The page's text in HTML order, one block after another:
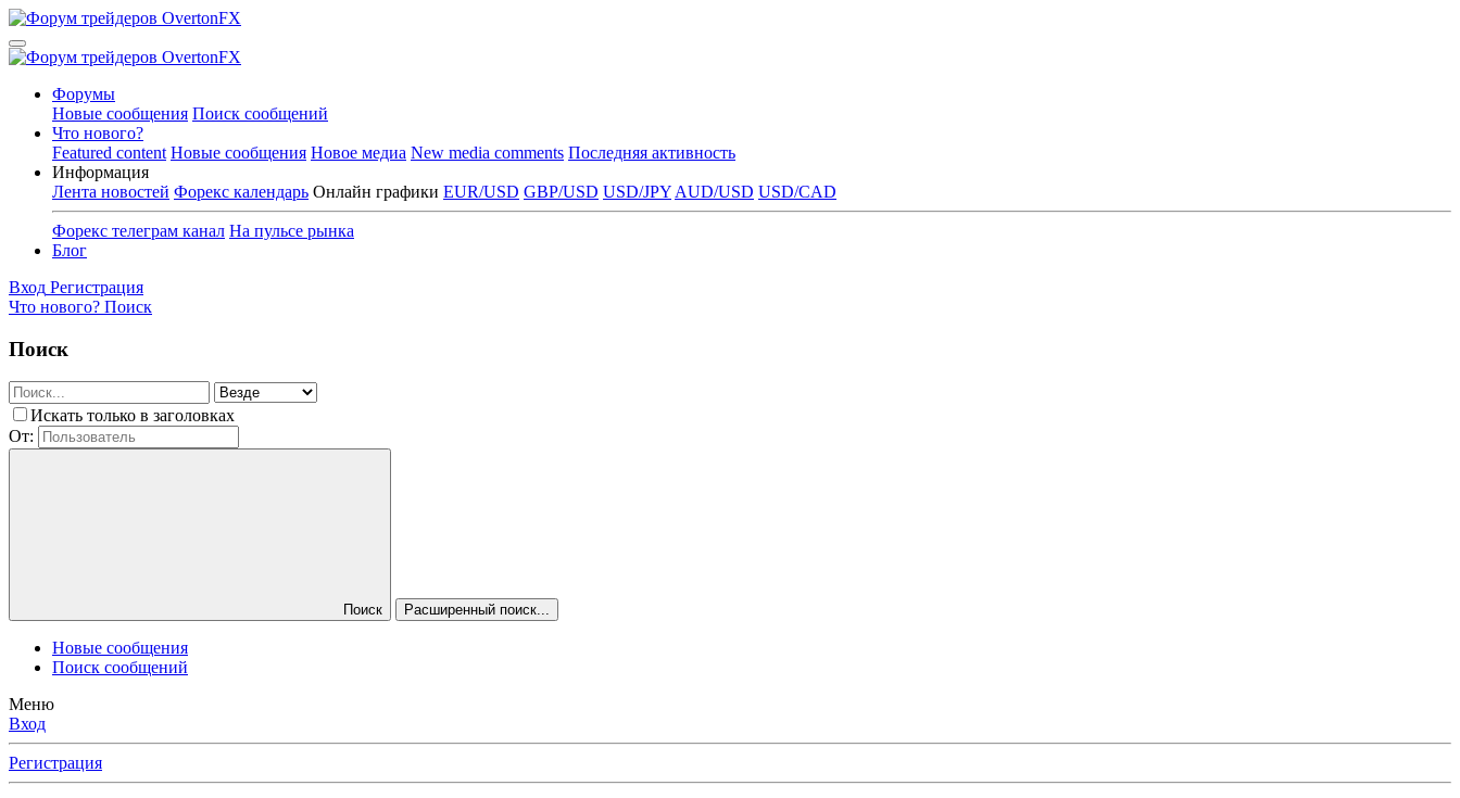
Форумы
Новые сообщения Поиск сообщений
Что нового?
Featured content Новые сообщения Новое медиа New media comments Последняя активность
Информация
Лента новостей Форекс календарь Онлайн графики EUR/USD GBP/USD USD/JPY AUD/USD USD/CAD
Форекс телеграм канал На пульсе рынка
Блог
Вход Регистрация
Что нового? Поиск
Поиск
Искать только в заголовках
От:
Поиск Расширенный поиск...
Новые сообщения
Поиск сообщений
Меню
Вход
Регистрация